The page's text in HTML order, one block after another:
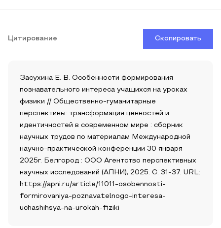
Цитирование Скопировать
Засухина Е. В. Особенности формирования
познавательного интереса учащихся на уроках
физики // Общественно-гуманитарные
перспективы: трансформация ценностей и
идентичностей в современном мире : сборник
научных трудов по материалам Международной
научно-практической конференции 30 января
2025г. Белгород : ООО Агентство перспективных
научных исследований (АПНИ), 2025. С. 31-37. URL:
https://apni.ru/article/11011-osobennosti-
formirovaniya-poznavatelnogo-interesa-
uchashihsya-na-urokah-fiziki